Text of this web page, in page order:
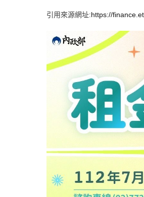
引用來源網址:https://